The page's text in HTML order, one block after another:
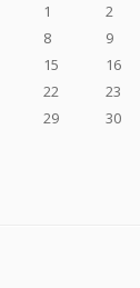
1
2
8 9
15 16
22 23
29 30